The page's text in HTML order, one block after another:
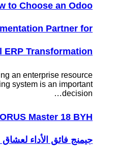
to Choose an Odoo
Partner for
ERP Transformation
an enterprise resource
system is an important
decision…
جيمنج فائق الأداء لعشاق